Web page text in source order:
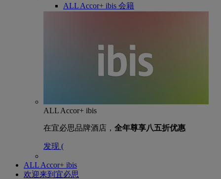
ALL Accor+ ibis 会籍
ALL Accor+ ibis
在宜必思品牌酒店， 全年尊享八五折优惠
发现 (
ALL Accor+ ibis
欢迎来到宜必思